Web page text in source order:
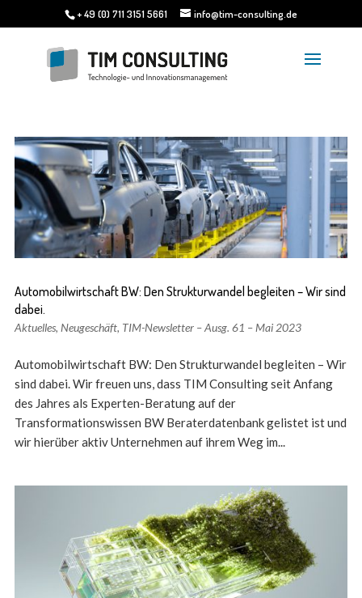
+ 49 (0) 711 3151 5661 info@tim-consulting.de
Automobilwirtschaft BW: Den Strukturwandel begleiten – Wir sind
dabei.
Aktuelles, Neugeschäft, TIM-Newsletter – Ausg. 61 – Mai 2023
Automobilwirtschaft BW: Den Strukturwandel begleiten – Wir
sind dabei. Wir freuen uns, dass TIM Consulting seit Anfang
des Jahres als Experten-Beratung auf der
Transformationswissen BW Beraterdatenbank gelistet ist und
wir hierüber aktiv Unternehmen auf ihrem Weg im...